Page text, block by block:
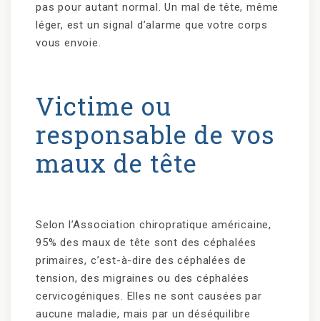
pas pour autant normal. Un mal de tête, même
léger, est un signal d’alarme que votre corps
vous envoie.
Victime ou
responsable de vos
maux de tête
Selon l’Association chiropratique américaine,
95% des maux de tête sont des céphalées
primaires, c’est-à-dire des céphalées de
tension, des migraines ou des céphalées
cervicogéniques. Elles ne sont causées par
aucune maladie, mais par un déséquilibre